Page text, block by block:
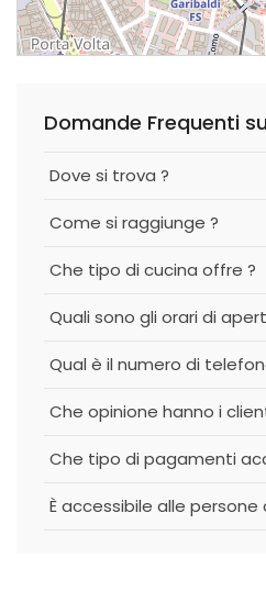
Domande Frequenti
Dove si trova ?
Come si raggiunge ?
Che tipo di cucina offre ?
Quali sono gli orari di
Qual è il numero di
Che opinione hanno i
Che tipo di pagamenti
È accessibile alle persone